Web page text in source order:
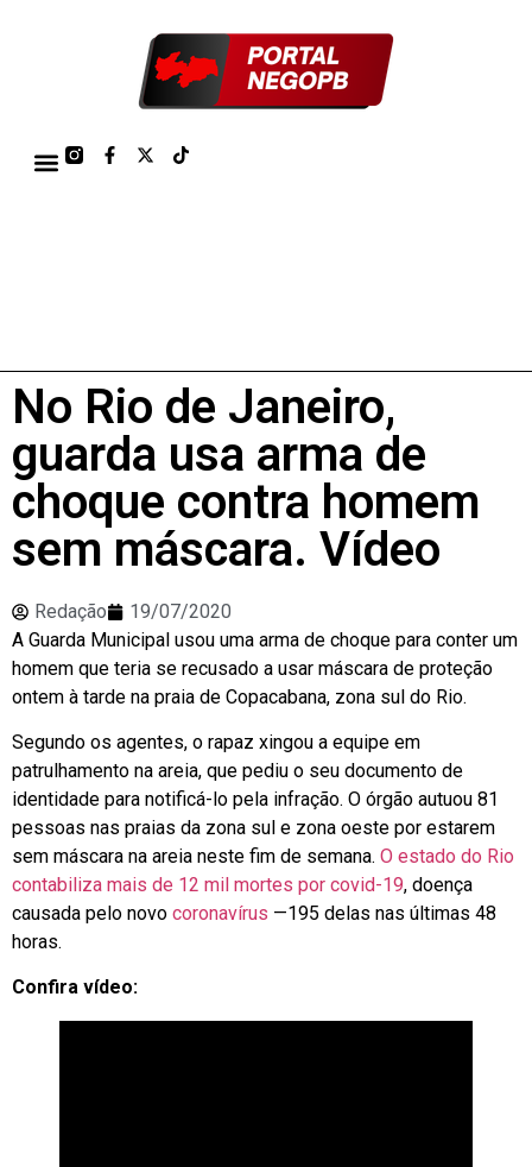
No Rio de Janeiro,
guarda usa arma de
choque contra homem
sem máscara. Vídeo
Redação
19/07/2020
A Guarda Municipal usou uma arma de choque para conter um
homem que teria se recusado a usar máscara de proteção
ontem à tarde na praia de Copacabana, zona sul do Rio.
Segundo os agentes, o rapaz xingou a equipe em
patrulhamento na areia, que pediu o seu documento de
identidade para notificá-lo pela infração. O órgão autuou 81
pessoas nas praias da zona sul e zona oeste por estarem
sem máscara na areia neste fim de semana. O estado do Rio
contabiliza mais de 12 mil mortes por covid-19, doença
causada pelo novo coronavírus —195 delas nas últimas 48
horas.
Confira vídeo: